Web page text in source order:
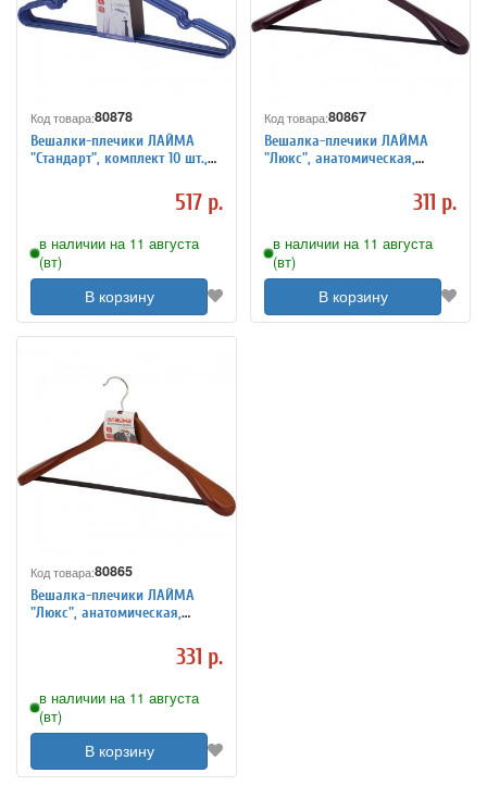
Код товара:80878
Вешалки-плечики ЛАЙМА
"Стандарт", комплект 10 шт.,
517 р.
в наличии на 11 августа
(вт)
В корзину
Код товара:80867
Вешалка-плечики ЛАЙМА
"Люкс", анатомическая,
перекладина, 45 см, цвет311 р.
в наличии на 11 августа
(вт)
В корзину
Код товара:80865
Вешалка-плечики ЛАЙМА
"Люкс", анатомическая,
перекладина, 45 см, цвет331 р.
в наличии на 11 августа
(вт)
В корзину